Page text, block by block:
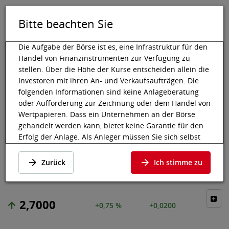
Toggle
Wiener Börse Marktdaten Aktien & Sonstige Preisdaten
Bitte beachten Sie
Die Aufgabe der Börse ist es, eine Infrastruktur für den
Handel von Finanzinstrumenten zur Verfügung zu
stellen. Über die Höhe der Kurse entscheiden allein die
Investoren mit ihren An- und Verkaufsaufträgen. Die
folgenden Informationen sind keine Anlageberatung
oder Aufforderung zur Zeichnung oder dem Handel von
Wertpapieren. Dass ein Unternehmen an der Börse
gehandelt werden kann, bietet keine Garantie für den
Erfolg der Anlage. Als Anleger müssen Sie sich selbst
Risiken, bis hin zum Totalverlust, abwägen. Lassen Sie
sich gegebenenfalls beraten. Besonders bei jüngeren
und kleineren Unternehmen kann es zu höheren
Informationen zur Verfügung.
Zurück Ich stimme zu
AD PEPPER MEDIA
INTL NV
Preisdaten
2,7000 +0,75 % +0,0200